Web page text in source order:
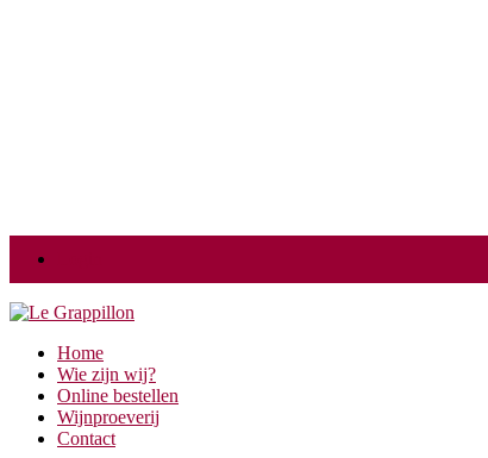
Home
Wie zijn wij?
Online bestellen
Wijnproeverij
Contact